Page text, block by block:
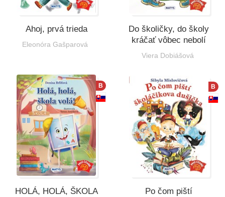
Ahoj, prvá trieda
Eleonóra Gašparová
Do školičky, do školy
kráčať vôbec nebolí
Viera Dobiášová
B
HOLÁ, HOLÁ, ŠKOLA
B
Po čom piští